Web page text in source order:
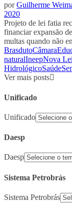
porGuilherme
2020
Projeto de lei fatia
financiar expansão
multas quando não
BrasdutoCâmara
naturalIneepNova
HidrológicoSaúde
Ver mais posts
Unificado
Unificado
Daesp
Daesp
Sistema Petrobrás
Sistema Petrobrás